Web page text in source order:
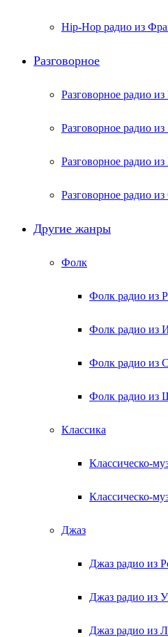
Hip-Hop радио из
Разговорное
Разговорное радио из
Разговорное радио
Разговорное радио из
Разговорное радио
Другие жанры
Фолк
Фолк радио из
Фолк радио из
Фолк радио из
Фолк радио из
Классика
Классическо-
Классическо-
Джаз
Джаз радио из
Джаз радио из
Джаз радио из